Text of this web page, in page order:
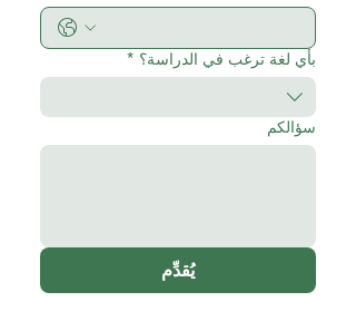
بأي لغة ترغب في الدراسة؟ *
سؤالكم
يُقدِّم